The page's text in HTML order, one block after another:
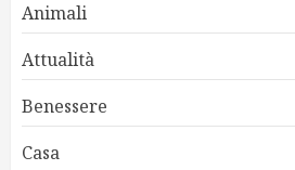
Animali
Attualità
Benessere
Casa